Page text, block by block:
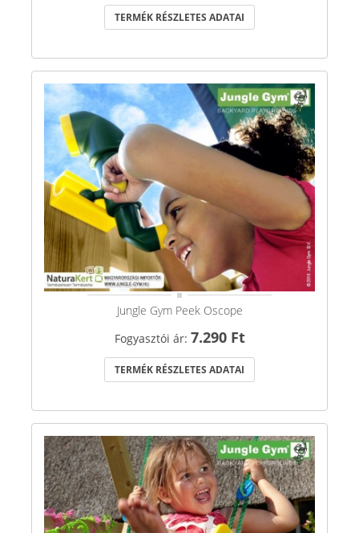
TERMÉK RÉSZLETES ADATAI
Jungle Gym Peek Oscope
Fogyasztói ár: 7.290 Ft
TERMÉK RÉSZLETES ADATAI